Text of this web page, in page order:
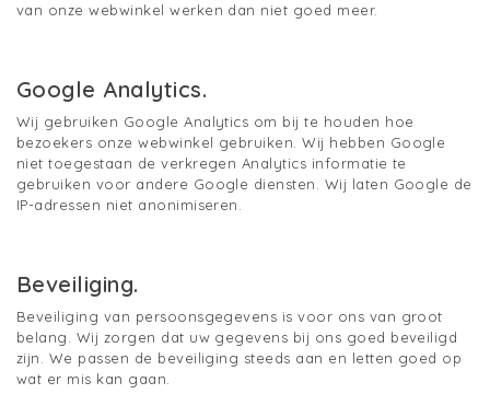
van onze webwinkel werken dan niet goed meer.
Google Analytics.
Wij gebruiken Google Analytics om bij te houden hoe
bezoekers onze webwinkel gebruiken. Wij hebben Google
niet toegestaan de verkregen Analytics informatie te
gebruiken voor andere Google diensten. Wij laten Google de
IP-adressen niet anonimiseren.
Beveiliging.
Beveiliging van persoonsgegevens is voor ons van groot
belang. Wij zorgen dat uw gegevens bij ons goed beveiligd
zijn. We passen de beveiliging steeds aan en letten goed op
wat er mis kan gaan.